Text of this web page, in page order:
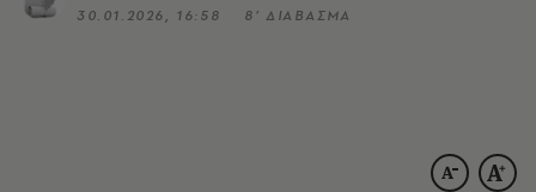
30.01.2026, 16:58 8’ ΔΙΑΒΑΣΜΑ